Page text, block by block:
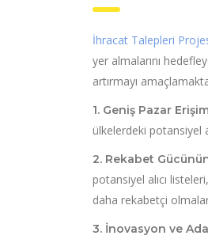
İhracat Talepleri
yer almalarını
artırmayı
1. Geniş Pazar
ülkelerdeki potansiyel
2. Rekabet
potansiyel alıcı
daha rekabetçi
3. İnovasyon ve